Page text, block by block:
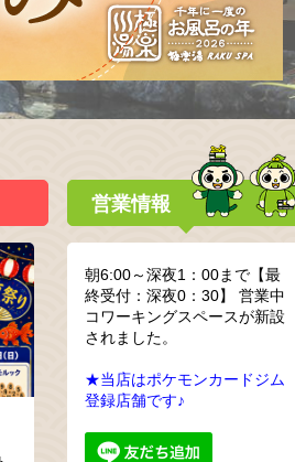
営業情報
朝6:00～深夜1：00まで【最
終受付：深夜0：30】 営業中
コワーキングスペースが新設
されました。
★当店はポケモンカードジム
登録店舗です♪